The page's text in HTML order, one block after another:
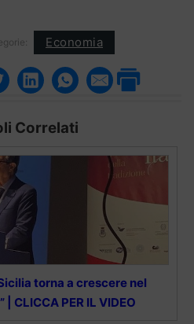
Economia
Correlati
torna a crescere nel
CLICCA PER IL VIDEO